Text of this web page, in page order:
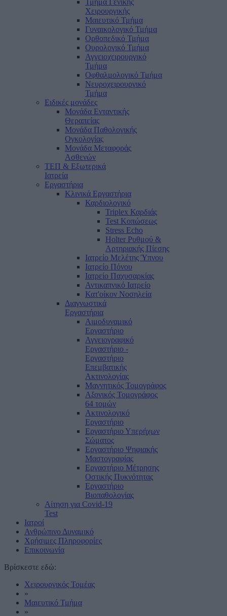
Τμήμα Γενικής
Χειρουργικής
Μαιευτικό Τμήμα
Γυναικολογικό Τμήμα
Ορθοπεδικό Τμήμα
Ουρολογικό Τμήμα
Αγγειοχειρουργικό
Τμήμα
Οφθαλμολογικό Τμήμα
Νευροχειρουργικό
Τμήμα
Ειδικές μονάδες
Μονάδα Ενταντικής
Θεραπείας
Μονάδα Παθολογικής
Ογκολογίας
Μονάδα Μεταφοράς
Ασθενών
ΤΕΠ & Εξωτερικά
Ιατρεία
Εργαστήρια
Κλινικά Εργαστήρια
Καρδιολογικό
Triplex Καρδιάς
Test Κοπώσεως
Stress Echo
Holter Ρυθμού &
Αρτηριακής Πίεσης
Ιατρείο Μελέτης Ύπνου
Ιατρείο Πόνου
Ιατρείο Παχυσαρκίας
Αντικαπνικό Ιατρείο
Κατ'οίκον Νοσηλεία
Διαγνωστικά
Εργαστήρια
Αιμοδυναμικό
Εργαστήριο
Αγγειογραφικό
Εργαστήριο -
Εργαστήριο
Επεμβατικής
Ακτινολογίας
Μαγνητικός Τομογράφος
Αξονικός Τομογράφος
64 τομών
Ακτινολογικό
Εργαστήριο
Εργαστήριο Υπερήχων
Σώματος
Εργαστήριο Ψηφιακής
Μαστογραφίας
Εργαστήριο Μέτρησης
Οστικής Πυκνότητας
Εργαστήριο
Βιοπαθολογίας
Αίτηση για Covid-19
Test
Ιατροί
Ανθρώπινο Δυναμικό
Χρήσιμες Πληροφορίες
Επικοινωνία
Βρίσκεστε εδώ:
Χειρουργικός Τομέας
»
Μαιευτικό Τμήμα
»